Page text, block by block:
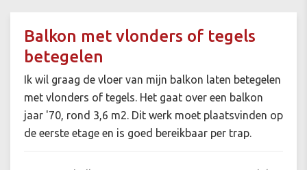
Balkon met vlonders of tegels
betegelen
Ik wil graag de vloer van mijn balkon laten betegelen
met vlonders of tegels. Het gaat over een balkon
jaar '70, rond 3,6 m2. Dit werk moet plaatsvinden op
de eerste etage en is goed bereikbaar per trap.